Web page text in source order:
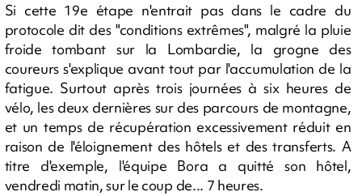
Si cette 19e étape n'entrait pas dans le cadre du
protocole dit des "conditions extrêmes", malgré la pluie
froide tombant sur la Lombardie, la grogne des
coureurs s'explique avant tout par l'accumulation de la
fatigue. Surtout après trois journées à six heures de
vélo, les deux dernières sur des parcours de montagne,
et un temps de récupération excessivement réduit en
raison de l'éloignement des hôtels et des transferts. A
titre d'exemple, l'équipe Bora a quitté son hôtel,
vendredi matin, sur le coup de... 7 heures.